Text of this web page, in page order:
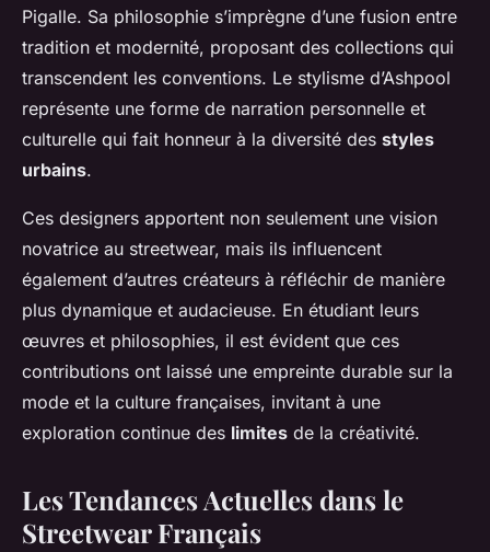
Pigalle. Sa philosophie s’imprègne d’une fusion entre
tradition et modernité, proposant des collections qui
transcendent les conventions. Le stylisme d’Ashpool
représente une forme de narration personnelle et
culturelle qui fait honneur à la diversité des styles
urbains.
Ces designers apportent non seulement une vision
novatrice au streetwear, mais ils influencent
également d’autres créateurs à réfléchir de manière
plus dynamique et audacieuse. En étudiant leurs
œuvres et philosophies, il est évident que ces
contributions ont laissé une empreinte durable sur la
mode et la culture françaises, invitant à une
exploration continue des limites de la créativité.
Les Tendances Actuelles dans le
Streetwear Français